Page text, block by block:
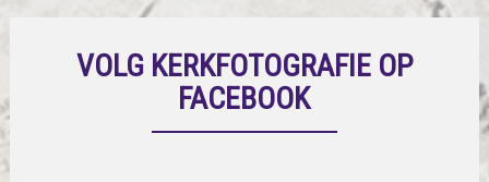
VOLG KERKFOTOGRAFIE OP
FACEBOOK